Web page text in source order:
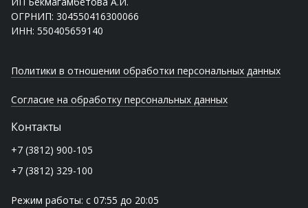
ОГРНИП: 304550416300066
ИНН: 550405659140
Политики в отношении обработки персональных данных
Согласие на обработку персональных данных
Контакты
+7 (3812) 900-105
+7 (3812) 329-100
Режим работы: с 07:55 до 20:05